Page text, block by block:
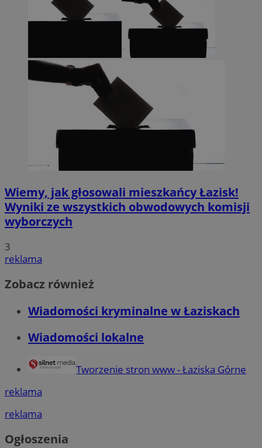
Wiemy, jak głosowali mieszkańcy Łazisk!
Wyniki ze wszystkich obwodowych komisji
wyborczych
3
reklama
Zobacz również
Wiadomości kryminalne w Łaziskach
Wiadomości lokalne
Tworzenie stron www - Łaziska Górne
reklama
reklama
Ogłoszenia